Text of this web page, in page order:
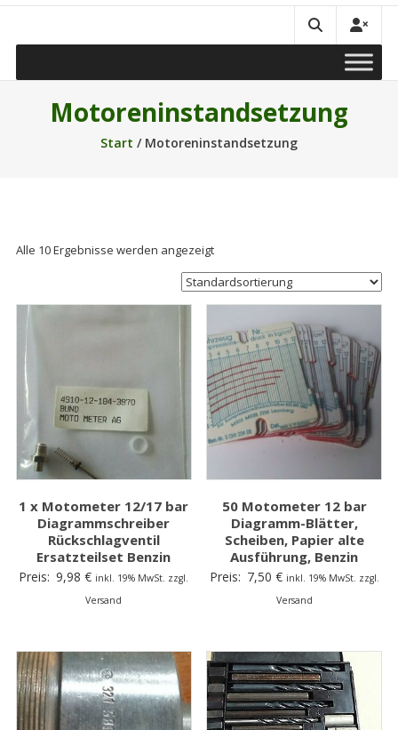
Motoreninstandsetzung
Start / Motoreninstandsetzung
Alle 10 Ergebnisse werden angezeigt
1 x Motometer 12/17 bar
Diagrammschreiber
Rückschlagventil
Ersatzteilset Benzin
Preis: 9,98€ inkl. 19% MwSt. zzgl.
Versand
50 Motometer 12 bar
Diagramm-Blätter,
Scheiben, Papier alte
Ausführung, Benzin
Preis: 7,50 € inkl. 19% MwSt. zzgl.
Versand